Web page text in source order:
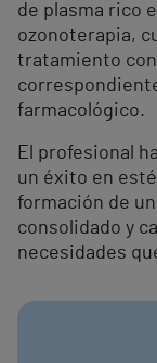
de plasma rico
ozonoterapia,
tratamiento con
farmacológico.
El profesional
un éxito en
formación de
consolidado y
necesidades